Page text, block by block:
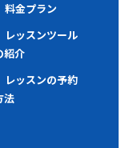
料金プラン
レッスンツール
紹介
レッスンの予約
法